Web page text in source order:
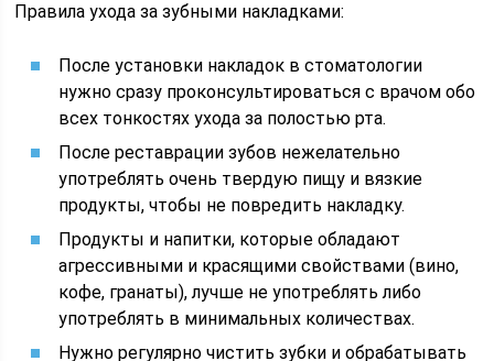
Правила ухода за зубными накладками:
После установки накладок в стоматологии
нужно сразу проконсультироваться с врачом обо
всех тонкостях ухода за полостью рта.
После реставрации зубов нежелательно
употреблять очень твердую пищу и вязкие
продукты, чтобы не повредить накладку.
Продукты и напитки, которые обладают
агрессивными и красящими свойствами (вино,
кофе, гранаты), лучше не употреблять либо
употреблять в минимальных количествах.
Нужно регулярно чистить зубки и обрабатывать